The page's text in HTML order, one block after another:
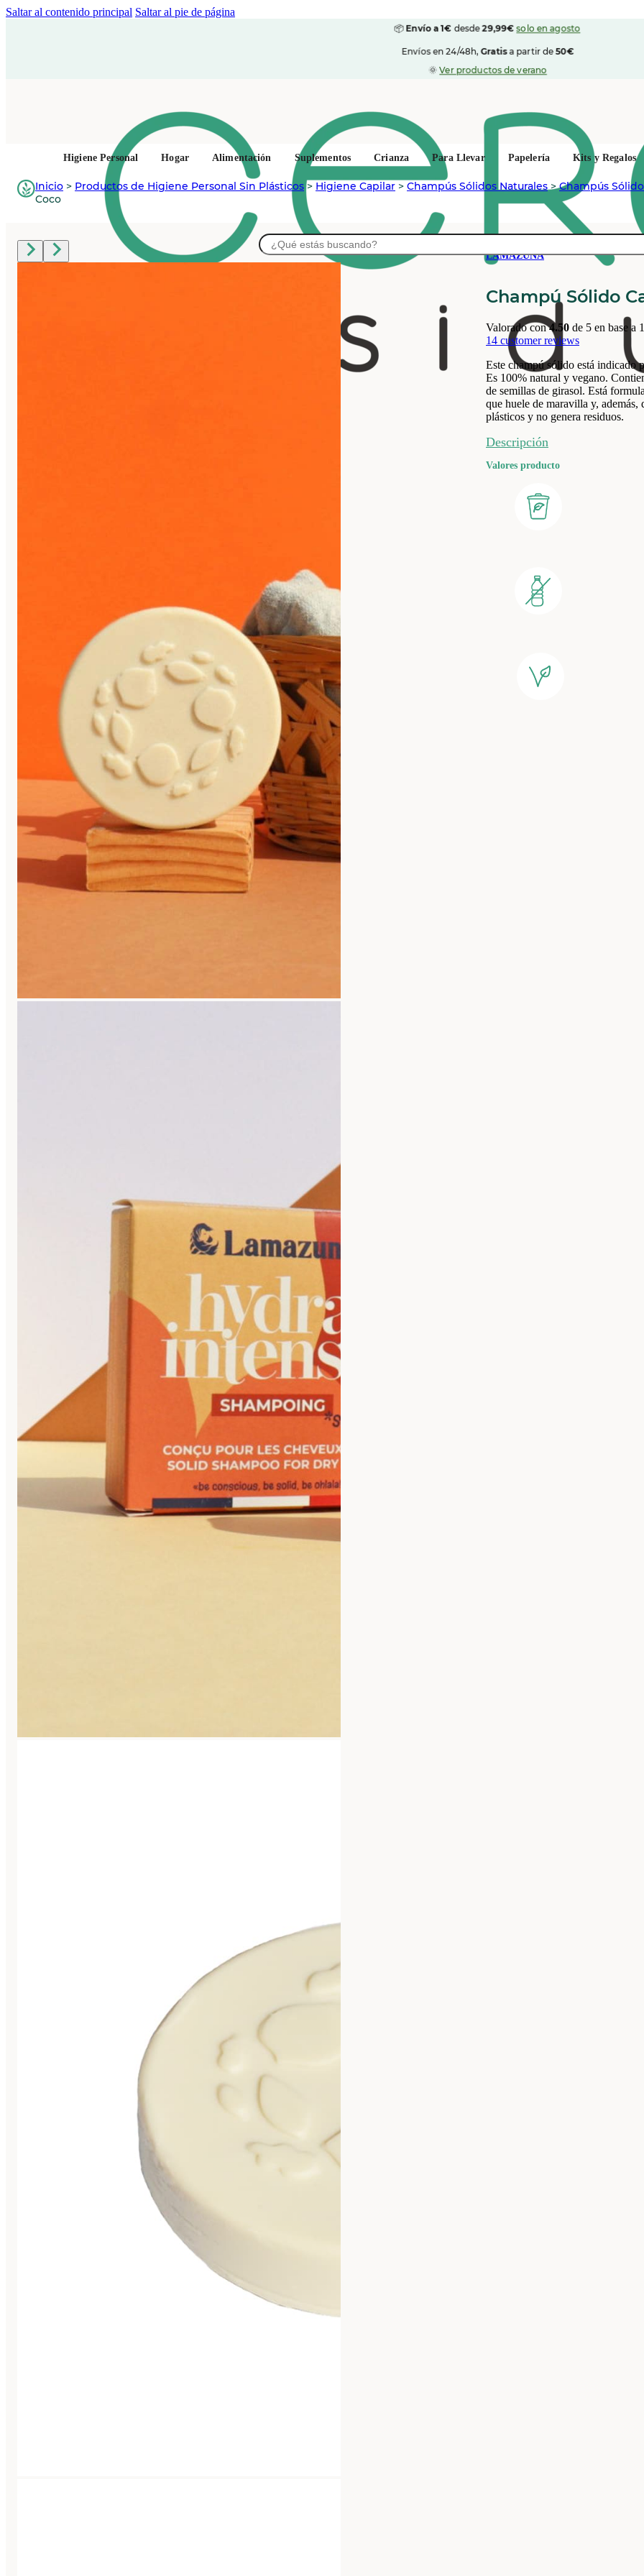
Saltar al contenido principal Saltar al pie de página
📦Envío a 1€ desde29,99€ solo en agosto
Envíos en 24/48h,Gratisa partir de50€
🌞Ver productos de verano
Buscar
Higiene Personal Hogar Alimentación Suplementos Crianza Para Llevar Papelería Kits y Regalos
Inicio > Productos de Higiene Personal Sin Plásticos> Higiene Capilar > Champús Sólidos Naturales>Champús
Coco
LAMAZUNA
Champú Sólido
Valorado con4.50 de 5 en base a
14 customer reviews
Este champú sólido está indicado
Es 100% natural y vegano.
de semillas de girasol. Está
que huele de maravilla y,
plásticos y no genera residuos.
Descripción
Valores producto